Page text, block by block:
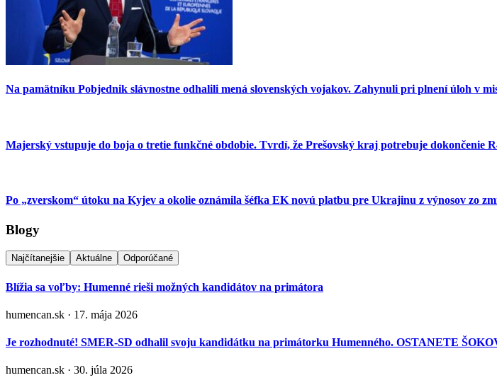
Na pamätníku Pobjednik slávnostne odhalili mená slovenských vojakov. Zahynuli pri plnení úloh v
Majerský vstupuje do boja o tretie funkčné obdobie. Tvrdí, že Prešovský kraj potrebuje dokončenie
Po „zverskom“ útoku na Kyjev a okolie oznámila šéfka EK novú platbu pre Ukrajinu z výnosov zo
Blogy
Najčítanejšie Aktuálne Odporúčané
Blížia sa voľby: Humenné rieši možných kandidátov na primátora
humencan.sk · 17. mája 2026
Je rozhodnuté! SMER-SD odhalil svoju kandidátku na primátorku Humenného. OSTANETE
humencan.sk · 30. júla 2026